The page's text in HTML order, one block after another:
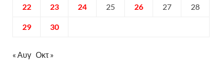
22 23 24 25 26 27 28
29 30
« Αυγ Οκτ »